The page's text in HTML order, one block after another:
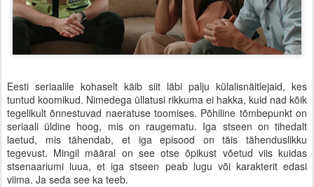
Eesti seriaalile kohaselt käib siit läbi palju külalisnäitlejaid, kes
tuntud koomikud. Nimedega üllatusi rikkuma ei hakka, kuid nad kõik
tegelikult õnnestuvad naeratuse toomises. Põhiline tõmbepunkt on
seriaali üldine hoog, mis on raugematu. Iga stseen on tihedalt
laetud, mis tähendab, et iga episood on täis tähenduslikku
tegevust. Mingil määral on see otse õpikust võetud viis kuidas
stsenaariumi luua, et iga stseen peab lugu või karakterit edasi
viima. Ja seda see ka teeb.